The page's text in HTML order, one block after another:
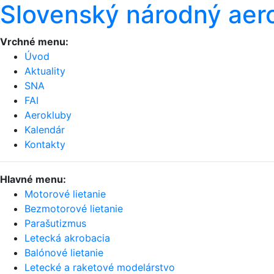
Slovenský národný
Vrchné menu:
Úvod
Aktuality
SNA
FAI
Aerokluby
Kalendár
Kontakty
Hlavné menu:
Motorové lietanie
Bezmotorové lietanie
Parašutizmus
Letecká akrobacia
Balónové lietanie
Letecké a raketové modelárstvo